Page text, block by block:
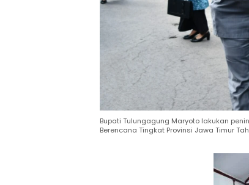
Bupati Tulungagung Maryoto lakukan
Berencana Tingkat Provinsi Jawa Timur